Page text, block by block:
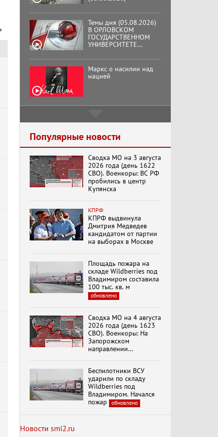
В ОРЛОВСКОМ
ОТКРЫЛАСЬ
АУДИТОРИЯ ИМЕНИ
ЗНАМЕНИТОГО
ВЫПУСКНИКА,
Маркс о насилии над
нацией
Хук слева:
«Додоговаривались...»
(11.06.2026)
Бренды Советской
эпохи "Гжель"
Специальный репортаж
«Безразмерное
Кольцо»
К ГРАЖДАНАМ
РОССИИ! Обращение
Г.А. Зюганова,
Председателя ЦК
Государственной Думе
РФ (28.07.2026)
Документальный
фильм "Империализм и
террор"
Менять курс! В.Боглаев,
И.Буданов, А.Лежава,
Н.Останина
(05.08.2026)
Популярные новости
Сводка МО на 3 августа
2026 года (день 1622
СВО). Военкоры: ВС РФ
пробились в центр
Купянска
КПРФ
КПРФ выдвинула
Дмитрия Медведев
кандидатом от партии
на выборах в Москве
Площадь пожара на
складе Wildberries под
Владимиром составила
100 тыс. кв. м
обновлено
Сводка МО на 4 августа
2026 года (день 1623
СВО). Военкоры: На
Запорожском
направлении
Степногорска
Беспилотники ВСУ
ударили по складу
Wildberries под
Владимиром. Начался
пожар
обновлено
Новости smi2.ru